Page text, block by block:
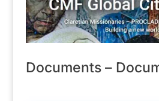
Documents –